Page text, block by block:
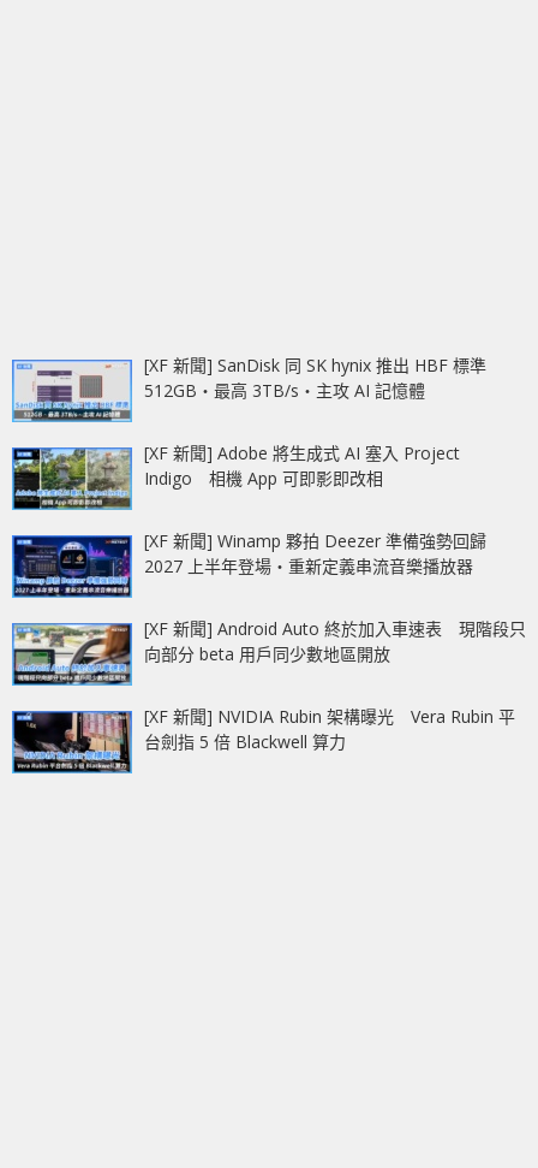
[XF 新聞] SanDisk 同 SK hynix 推出 HBF 標準
512GB‧最高 3TB/s‧主攻 AI 記憶體
[XF 新聞] Adobe 將生成式 AI 塞入 Project
Indigo 相機 App 可即影即改相
[XF 新聞] Winamp 夥拍 Deezer 準備強勢回歸
2027 上半年登場‧重新定義串流音樂播放器
[XF 新聞] Android Auto 終於加入車速表 現階段只
向部分 beta 用戶同少數地區開放
[XF 新聞] NVIDIA Rubin 架構曝光 Vera Rubin 平
台劍指 5 倍 Blackwell 算力